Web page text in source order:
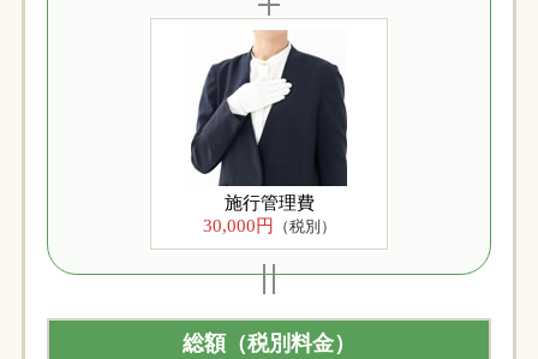
施行管理費
30,000円 （税別）
総額（税別料金）